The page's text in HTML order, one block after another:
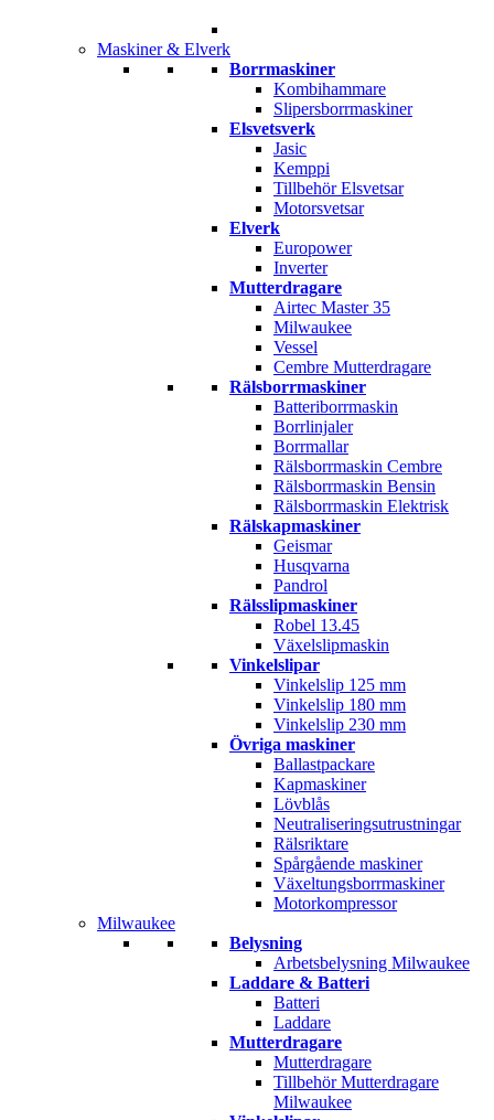
Maskiner & Elverk
Borrmaskiner
Kombihammare
Slipersborrmaskiner
Elsvetsverk
Jasic
Kemppi
Tillbehör Elsvetsar
Motorsvetsar
Elverk
Europower
Inverter
Mutterdragare
Airtec Master 35
Milwaukee
Vessel
Cembre Mutterdragare
Rälsborrmaskiner
Batteriborrmaskin
Borrlinjaler
Borrmallar
Rälsborrmaskin Cembre
Rälsborrmaskin Bensin
Rälsborrmaskin Elektrisk
Rälskapmaskiner
Geismar
Husqvarna
Pandrol
Rälsslipmaskiner
Robel 13.45
Växelslipmaskin
Vinkelslipar
Vinkelslip 125 mm
Vinkelslip 180 mm
Vinkelslip 230 mm
Övriga maskiner
Ballastpackare
Kapmaskiner
Lövblås
Neutraliseringsutrustningar
Rälsriktare
Spårgående maskiner
Växeltungsborrmaskiner
Motorkompressor
Milwaukee
Belysning
Arbetsbelysning Milwaukee
Laddare & Batteri
Batteri
Laddare
Mutterdragare
Mutterdragare
Tillbehör Mutterdragare
Milwaukee